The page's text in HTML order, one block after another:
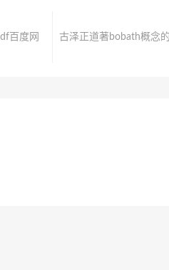
百度网
古泽正道著bobath概念